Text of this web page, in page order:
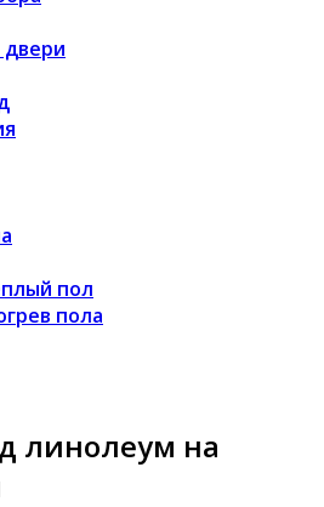
двери
пол
пола
линолеум на